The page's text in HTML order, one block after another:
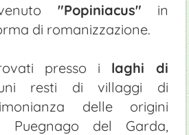
"Popiniacus" in
di romanizzazione.
presso i laghi di
resti di villaggi di
delle origini
Puegnago del Garda,